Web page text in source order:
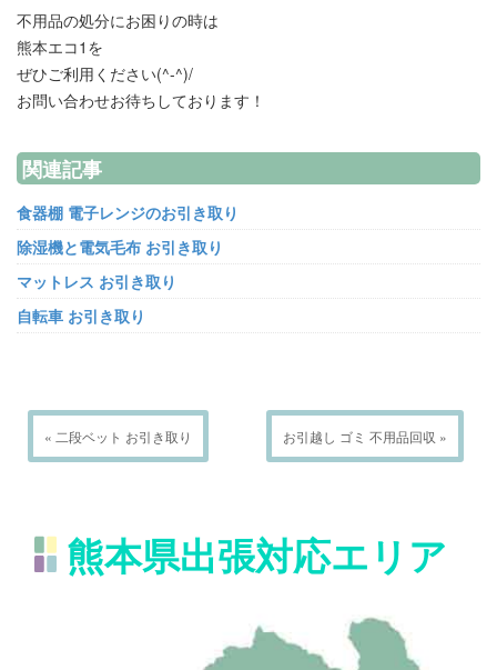
不用品の処分にお困りの時は
熊本エコ1を
ぜひご利用ください(^-^)/
お問い合わせお待ちしております！
関連記事
食器棚 電子レンジのお引き取り
除湿機と電気毛布 お引き取り
マットレス お引き取り
自転車 お引き取り
« 二段ベット お引き取り お引越し ゴミ 不用品回収 »
熊本県出張対応エリア